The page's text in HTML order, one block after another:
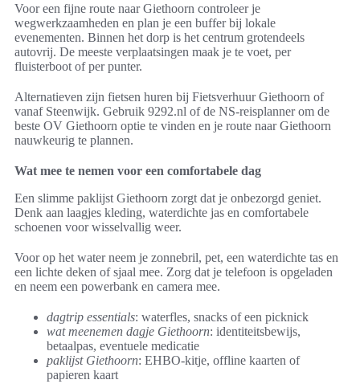
Voor een fijne route naar Giethoorn controleer je
wegwerkzaamheden en plan je een buffer bij lokale
evenementen. Binnen het dorp is het centrum grotendeels
autovrij. De meeste verplaatsingen maak je te voet, per
fluisterboot of per punter.
Alternatieven zijn fietsen huren bij Fietsverhuur Giethoorn of
vanaf Steenwijk. Gebruik 9292.nl of de NS-reisplanner om de
beste OV Giethoorn optie te vinden en je route naar Giethoorn
nauwkeurig te plannen.
Wat mee te nemen voor een comfortabele dag
Een slimme paklijst Giethoorn zorgt dat je onbezorgd geniet.
Denk aan laagjes kleding, waterdichte jas en comfortabele
schoenen voor wisselvallig weer.
Voor op het water neem je zonnebril, pet, een waterdichte tas en
een lichte deken of sjaal mee. Zorg dat je telefoon is opgeladen
en neem een powerbank en camera mee.
dagtrip essentials: waterfles, snacks of een picknick
wat meenemen dagje Giethoorn: identiteitsbewijs,
betaalpas, eventuele medicatie
paklijst Giethoorn: EHBO-kitje, offline kaarten of
papieren kaart